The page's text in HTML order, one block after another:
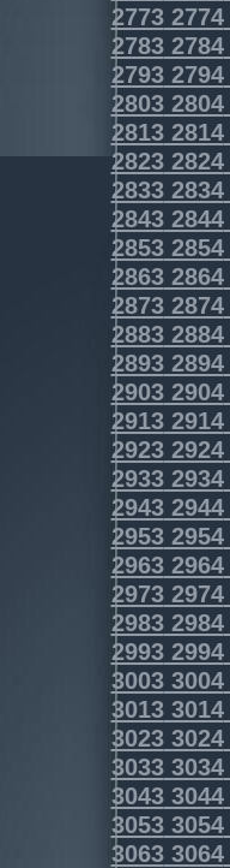
27732774
27832784
27932794
28032804
28132814
28232824
28332834
28432844
28532854
28632864
28732874
28832884
28932894
29032904
29132914
29232924
29332934
29432944
29532954
29632964
29732974
29832984
29932994
30033004
30133014
30233024
30333034
30433044
30533054
30633064